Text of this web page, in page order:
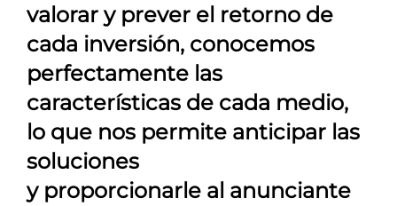
valorar y prever el retorno de
cada inversión, conocemos
perfectamente las
características de cada medio,
lo que nos permite anticipar las
soluciones
y proporcionarle al anunciante